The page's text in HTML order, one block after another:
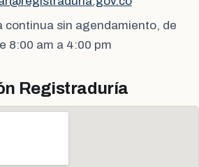
continua sin agendamiento, de
8:00 am a 4:00 pm
Registraduría